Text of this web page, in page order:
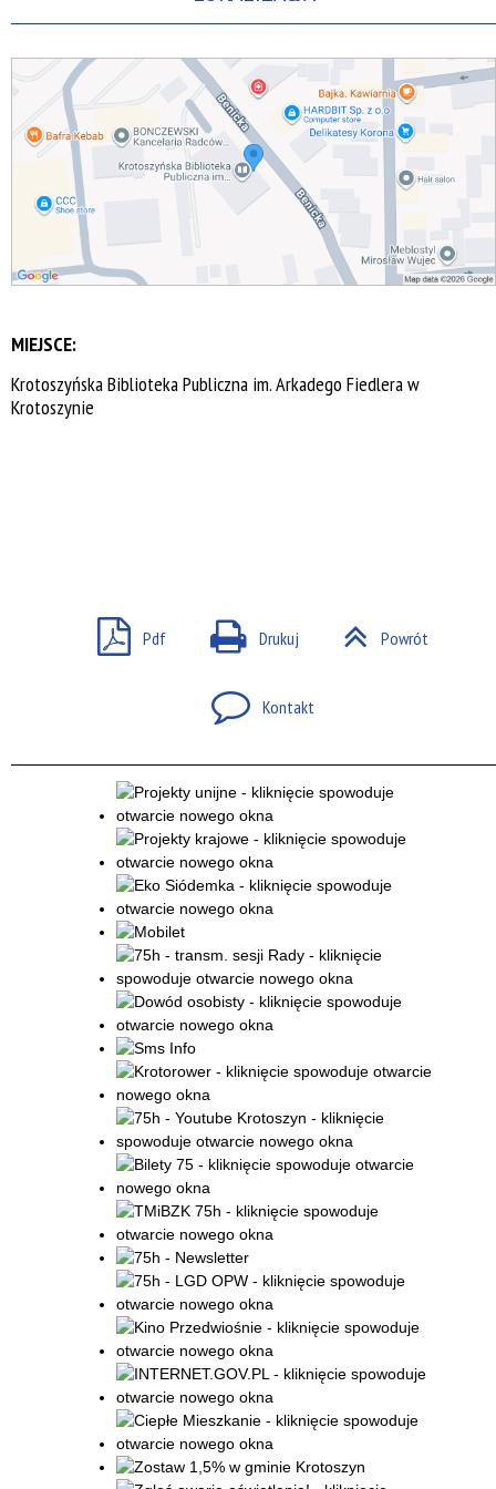
MIEJSCE:
Krotoszyńska Biblioteka Publiczna im. Arkadego Fiedlera w
Krotoszynie
Pdf Drukuj Powrót
Kontakt